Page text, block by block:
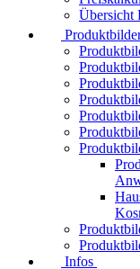
Übersicht
Infos